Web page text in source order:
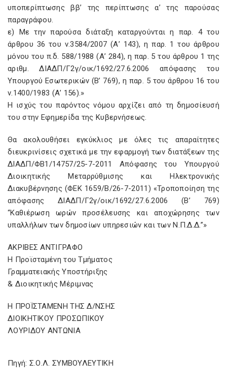
υποπερίπτωσης ββ’ της περίπτωσης α’ της παρούσας
παραγράφου.
ε) Με την παρούσα διάταξη καταργούνται η παρ. 4 του
άρθρου 36 του ν.3584/2007 (Α’ 143), η παρ. 1 του άρθρου
μόνου του π.δ. 588/1988 (Α’ 284), η παρ. 5 του άρθρου 1 της
αριθμ. ΔΙΑΔΠ/Γ2γ/οικ/1692/27.6.2006 απόφασης του
Υπουργού Εσωτερικών (Β’ 769), η παρ. 5 του άρθρου 16 του
ν.1400/1983 (Α’ 156).»
Η ισχύς του παρόντος νόμου αρχίζει από τη δημοσίευσή
του στην Εφημερίδα της Κυβερνήσεως.
Θα ακολουθήσει εγκύκλιος με όλες τις απαραίτητες
διευκρινίσεις σχετικά με την εφαρμογή των διατάξεων της
ΔΙΑΔΠ/ΦΒ1/14757/25-7-2011 Απόφασης του Υπουργού
Διοικητικής Μεταρρύθμισης και Ηλεκτρονικής
Διακυβέρνησης (ΦΕΚ 1659/Β/26-7-2011) «Τροποποίηση της
απόφασης ΔΙΑΔΠ/Γ2γ/οικ/1692/27.6.2006 (Β’ 769)
“Καθιέρωση ωρών προσέλευσης και αποχώρησης των
υπαλλήλων των δημοσίων υπηρεσιών και των Ν.Π.Δ.Δ.”»
ΑΚΡΙΒΕΣ ΑΝΤΙΓΡΑΦΟ
Η Προϊσταμένη του Τμήματος
Γραμματειακής Υποστήριξης
& Διοικητικής Μέριμνας
Η ΠΡΟΪΣΤΑΜΕΝΗ ΤΗΣ Δ/ΝΣΗΣ
ΔΙΟΙΚΗΤΙΚΟΥ ΠΡΟΣΩΠΙΚΟΥ
ΛΟΥΡΙΔΟΥ ΑΝΤΩΝΙΑ
Πηγή: Σ.Ο.Λ. ΣΥΜΒΟΥΛΕΥΤΙΚΗ